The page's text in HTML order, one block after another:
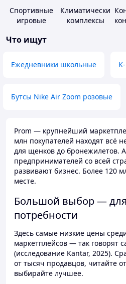
Спортивные
игровые
Климатические
комплексы
Что ищут
Ежедневники школьные
Бутсы Nike Air Zoom розовые
Prom — крупнейший
млн покупателей находят всё
для щенков до бронежилетов.
предпринимателей со всей
развивают бизнес. Более 120
месте.
Большой выбор —
потребности
Здесь самые низкие цены
маркетплейсов — так говорят
(исследование Kantar, 2025).
от тысяч продавцов, читайте
выбирайте лучшее.